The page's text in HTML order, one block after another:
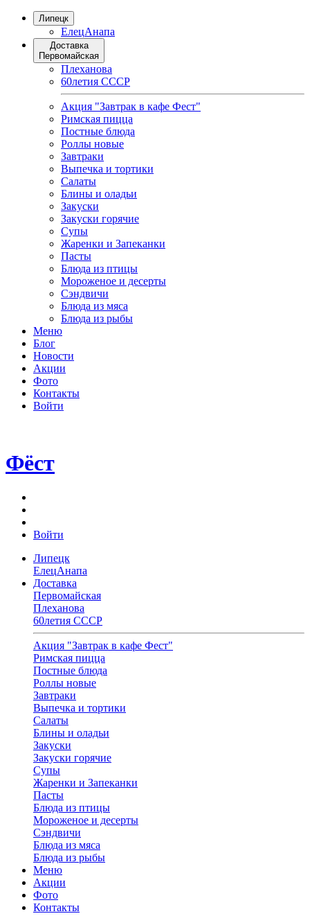
Липецк
ЕлецАнапа
Доставка
Первомайская
Плеханова
60летия СССР
Акция "Завтрак в кафе Фест"
Римская пицца
Постные блюда
Роллы новые
Завтраки
Выпечка и тортики
Салаты
Блины и оладьи
Закуски
Закуски горячие
Супы
Жаренки и Запеканки
Пасты
Блюда из птицы
Мороженое и десерты
Сэндвичи
Блюда из мяса
Блюда из рыбы
Меню
Блог
Новости
Акции
Фото
Контакты
Войти
Фёст
Войти
Липецк
ЕлецАнапа
Доставка
Первомайская
Плеханова
60летия СССР
Акция "Завтрак в кафе Фест"
Римская пицца
Постные блюда
Роллы новые
Завтраки
Выпечка и тортики
Салаты
Блины и оладьи
Закуски
Закуски горячие
Супы
Жаренки и Запеканки
Пасты
Блюда из птицы
Мороженое и десерты
Сэндвичи
Блюда из мяса
Блюда из рыбы
Меню
Акции
Фото
Контакты